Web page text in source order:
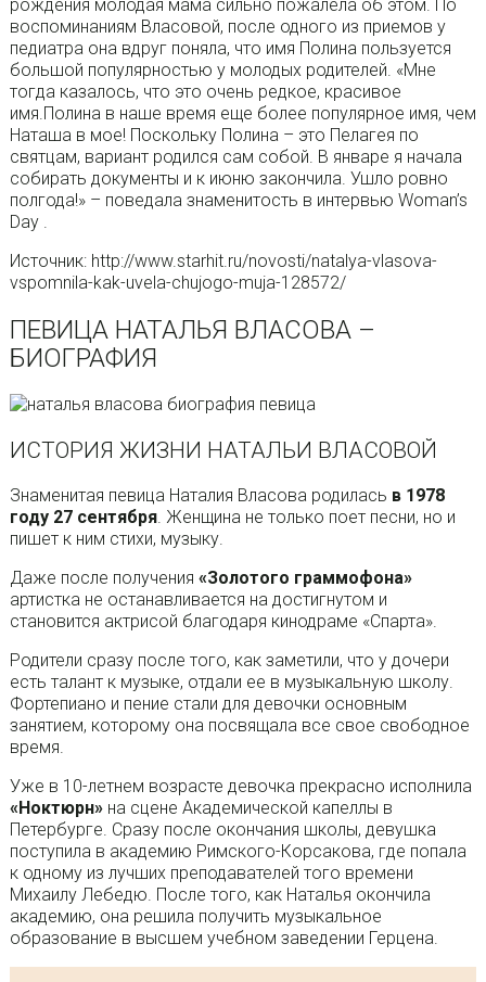
рождения молодая мама сильно пожалела об этом. По
воспоминаниям Власовой, после одного из приемов у
педиатра она вдруг поняла, что имя Полина пользуется
большой популярностью у молодых родителей. «Мне
тогда казалось, что это очень редкое, красивое
имя.Полина в наше время еще более популярное имя, чем
Наташа в мое! Поскольку Полина – это Пелагея по
святцам, вариант родился сам собой. В январе я начала
собирать документы и к июню закончила. Ушло ровно
полгода!» – поведала знаменитость в интервью Woman’s
Day .
Источник: http://www.starhit.ru/novosti/natalya-vlasova-
vspomnila-kak-uvela-chujogo-muja-128572/
ПЕВИЦА НАТАЛЬЯ ВЛАСОВА –
БИОГРАФИЯ
ИСТОРИЯ ЖИЗНИ НАТАЛЬИ ВЛАСОВОЙ
Знаменитая певица Наталия Власова родилась в 1978
году 27 сентября. Женщина не только поет песни, но и
пишет к ним стихи, музыку.
Даже после получения «Золотого граммофона»
артистка не останавливается на достигнутом и
становится актрисой благодаря кинодраме «Спарта».
Родители сразу после того, как заметили, что у дочери
есть талант к музыке, отдали ее в музыкальную школу.
Фортепиано и пение стали для девочки основным
занятием, которому она посвящала все свое свободное
время.
Уже в 10-летнем возрасте девочка прекрасно исполнила
«Ноктюрн»на сцене Академической капеллы в
Петербурге. Сразу после окончания школы, девушка
поступила в академию Римского-Корсакова, где попала
к одному из лучших преподавателей того времени
Михаилу Лебедю. После того, как Наталья окончила
академию, она решила получить музыкальное
образование в высшем учебном заведении Герцена.